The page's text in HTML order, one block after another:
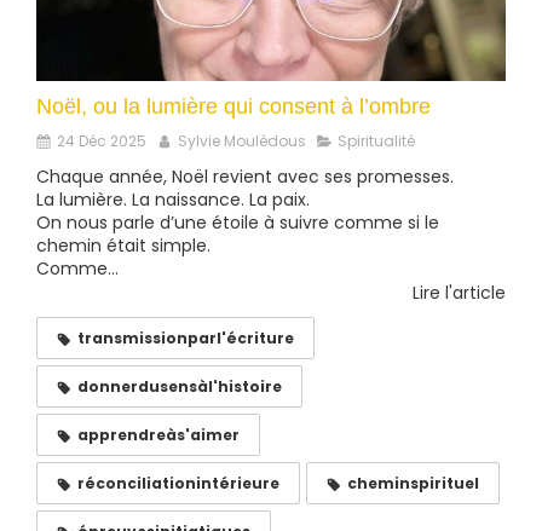
Noël, ou la lumière qui consent à l’ombre
24 Déc 2025 Sylvie Moulédous Spiritualité
Chaque année, Noël revient avec ses promesses.
La lumière. La naissance. La paix.
On nous parle d’une étoile à suivre comme si le
chemin était simple.
Comme...
Lire l'article
transmissionparl'écriture
donnerdusensàl'histoire
apprendreàs'aimer
réconciliationintérieure cheminspirituel